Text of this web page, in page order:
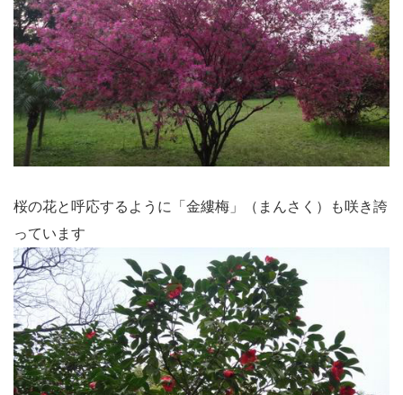
桜の花と呼応するように「金縷梅」（まんさく）も咲き誇
っています